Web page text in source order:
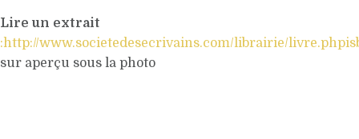
Lire un extrait
:http://www.societedesecrivains.com/librairie/
sur aperçu sous la photo